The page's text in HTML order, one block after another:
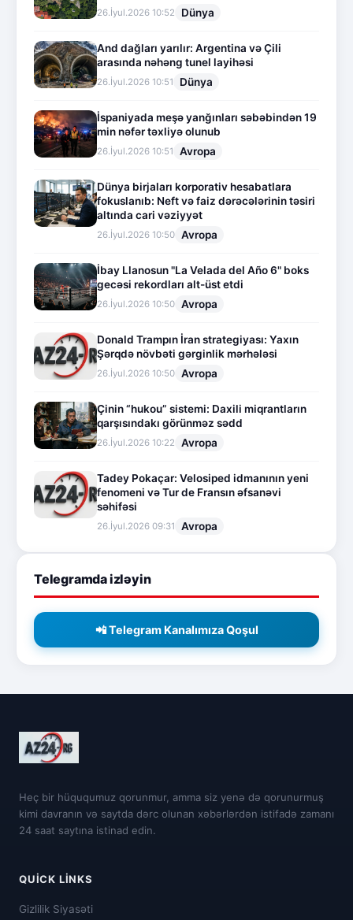
26.İyul.2026 10:52 Dünya
And dağları yarılır: Argentina və Çili
arasında nəhəng tunel layihəsi
26.İyul.2026 10:51 Dünya
İspaniyada meşə yanğınları səbəbindən 19
min nəfər təxliyə olunub
26.İyul.2026 10:51 Avropa
Dünya birjaları korporativ hesabatlara
fokuslanıb: Neft və faiz dərəcələrinin təsiri
altında cari vəziyyət
26.İyul.2026 10:50 Avropa
İbay Llanosun "La Velada del Año 6" boks
gecəsi rekordları alt-üst etdi
26.İyul.2026 10:50 Avropa
Donald Trampın İran strategiyası: Yaxın
Şərqdə növbəti gərginlik mərhələsi
26.İyul.2026 10:50 Avropa
Çinin “hukou” sistemi: Daxili miqrantların
qarşısındakı görünməz sədd
26.İyul.2026 10:22 Avropa
Tadey Pokaçar: Velosiped idmanının yeni
fenomeni və Tur de Fransın əfsanəvi
səhifəsi
26.İyul.2026 09:31 Avropa
Telegramda izləyin
📲 Telegram Kanalımıza Qoşul
Heç bir hüququmuz qorunmur, amma siz yenə də qorunurmuş
kimi davranın və saytda dərc olunan xəbərlərdən istifadə zamanı
24 saat saytına istinad edin.
QUICK LINKS
Gizlilik Siyasəti